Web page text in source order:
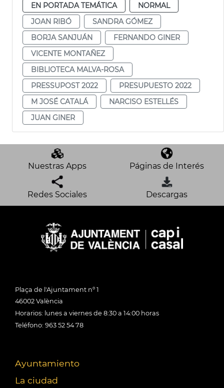
EN PORTADA TEMÁTICA
NORMAL
JOAN RIBÓ
SANDRA GÓMEZ
BORJA SANJUÁN
FERNANDO GINER
VICENTE MONTAÑEZ
BIBLIOTECA MALVA-ROSA
PRESSUPOST 2022
PRESUPUESTO 2022
M JOSÉ CATALÁ
NARCISO ESTELLÉS
JUAN GINER
Nuestras Apps Páginas de Interés
Redes Sociales Descargas
Plaça de l'Ajuntament nº 1
46002 València
Horarios: lunes a viernes de 8:30 a 14:00 horas
Teléfono: 963 52 54 78
Ayuntamiento
La ciudad